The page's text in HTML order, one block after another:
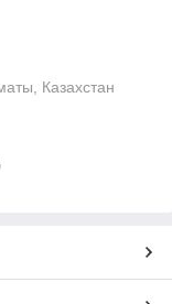
Казахстан